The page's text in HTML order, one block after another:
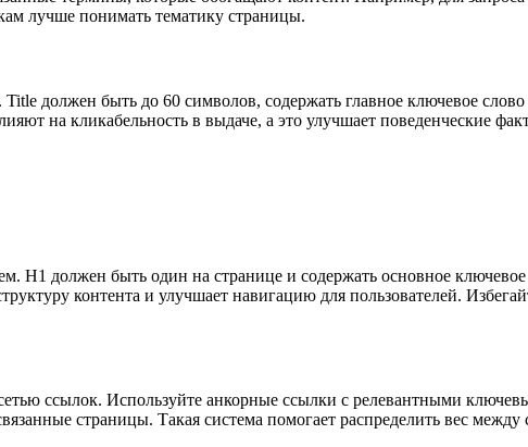
лучше понимать тематику страницы.
Title должен быть до 60 символов, содержать главное ключевое
на кликабельность в выдаче, а это улучшает поведенческие
H1 должен быть один на странице и содержать основное
контента и улучшает навигацию для пользователей.
ссылок. Используйте анкорные ссылки с релевантными
страницы. Такая система помогает распределить вес